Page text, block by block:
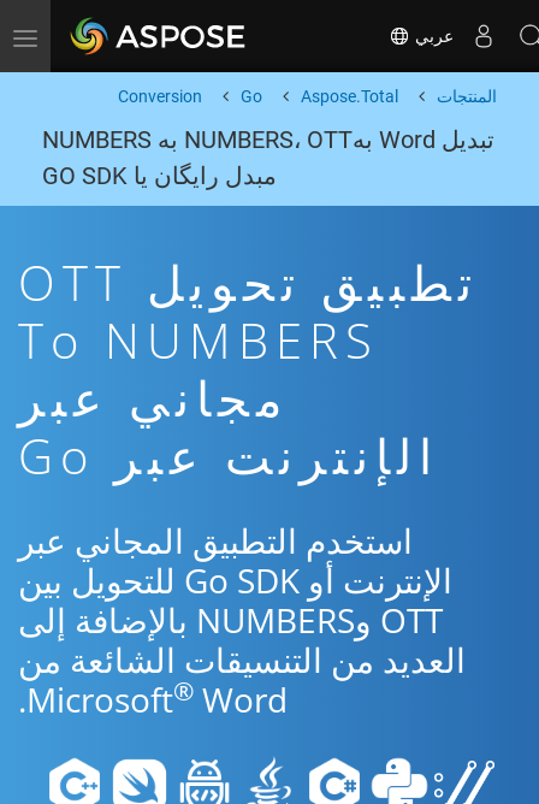
Toggle navigation عربي
المنتجات Aspose.Total
Go
Conversion
تبدیل Word بهNUMBERS، OTT به NUMBERS
مبدل رایگان یا GO SDK
تطبيق تحويل OTT
To NUMBERS
مجاني عبر
الإنترنت عبر Go
استخدم التطبيق المجاني عبر
الإنترنت أو Go SDK للتحويل بين
OTT وNUMBERS بالإضافة إلى
العديد من التنسيقات الشائعة من
Microsoft® Word.